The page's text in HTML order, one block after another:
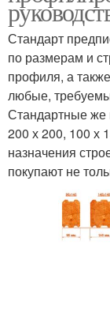
Стандарт
по размерам и
профиля, а
любые,
Стандартные же
200 х 200, 100 х
назначения
покупают не